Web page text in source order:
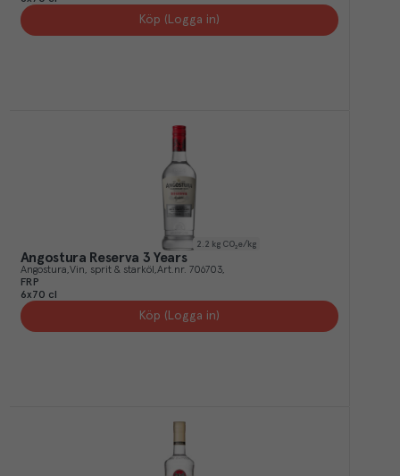
Köp (Logga in)
2.2 kg CO₂e/kg
Angostura Reserva 3 Years
Angostura Vin, sprit & starköl Art.nr. 706703
FRP
6x70 cl
Köp (Logga in)